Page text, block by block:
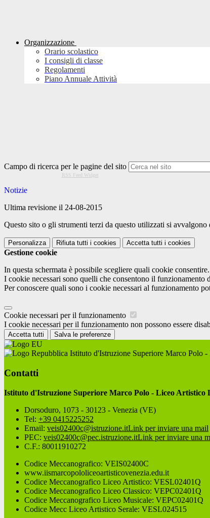
Organizzazione
Orario scolastico
I consigli di classe
Regolamenti
Piano Annuale Attività
Campo di ricerca per le pagine del sito
RSS Feed Widget
Notizie
Ultima revisione il 24-08-2015
Questo sito o gli strumenti terzi da questo utilizzati si
Personalizza Rifiuta tutti i cookies Accetta tutti i cookies
Gestione cookie
In questa schermata è possibile scegliere quali cookie consentire.
I cookie necessari sono quelli che consentono il funzionamento
Per conoscere quali sono i cookie necessari al funzionamento
Cookie necessari per il funzionamento
I cookie necessari per il funzionamento non possono essere
Accetta tutti Salva le preferenze
Istituto d'Istruzione Superiore Marco Polo
Contatti
Istituto d'Istruzione Superiore Marco Polo - Liceo Artistico
Dorsoduro, 1073 - 30123 - Venezia (VE)
Tel: +39 0415225252
Email: veis02400c@istruzione.itLink per inviare una mail
PEC: veis02400c@pec.istruzione.itLink per inviare una
C.F.: 80011910272
Codice Meccanografico: VEIS02400C
www.iismarcopololiceoartisticovenezia.edu.it
Codice Meccanografico Liceo Artistico: VESL02401Q
Codice Meccanografico Liceo Classico: VEPC02401Q
Codice Meccanografico Liceo Musicale: VEPC02401Q
Codice Mecc Liceo Artistico Serale: VESL024515